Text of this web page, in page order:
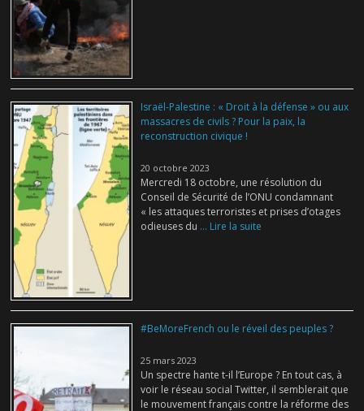
Israël-Palestine : « Droit à la défense » ou aux
massacres de civils ? Pour la paix, la
reconstruction civique !
20 octobre 2023
Mercredi 18 octobre, une résolution du
Conseil de Sécurité de l’ONU condamnant
« les attaques terroristes et prises d’otages
odieuses du ... Lire la suite
#BeMoreFrench ou le réveil des peuples ?
25 mars 2023
Un spectre hante t-il l’Europe ? En tout cas, à
voir le réseau social Twitter, il semblerait que
le mouvement français contre la réforme des